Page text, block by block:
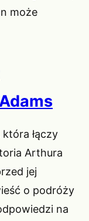
może
łączy
Arthura
jej
o podróży
na